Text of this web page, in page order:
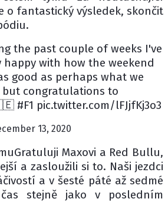
o fantastický výsledek, skončit
the past couple of weeks I've
with how the weekend
good as perhaps what we
congratulations to
#F1 pic.twitter.com/lFJjfKj3o3
13, 2020
Maxovi a Red Bullu,
a zasloužili si to. Naši jezdci
a v šesté páté až sedmé
stejně jako v posledním